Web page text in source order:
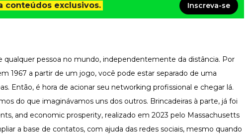
conteúdos exclusivos. Inscreva-se
qualquer pessoa no mundo, independentemente da distância. Por
1967 a partir de um jogo, você pode estar separado de uma
Então, é hora de acionar seu networking profissional e chegar lá.
do que imaginávamos uns dos outros. Brincadeiras à parte, já foi
and economic prosperity, realizado em 2023 pelo Massachusetts
a base de contatos, com ajuda das redes sociais, mesmo quando